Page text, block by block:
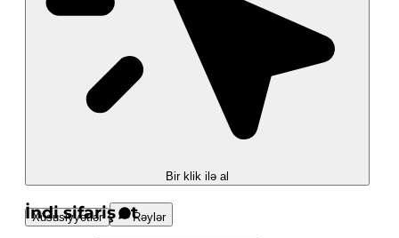
Bir klik ilə al
İndi sifariş et
Xüsusiyyətlər Rəylər